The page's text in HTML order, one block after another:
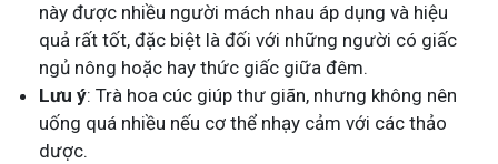
này được nhiều người mách nhau áp dụng và hiệu
quả rất tốt, đặc biệt là đối với những người có giấc
ngủ nông hoặc hay thức giấc giữa đêm.
Lưu ý: Trà hoa cúc giúp thư giãn, nhưng không nên
uống quá nhiều nếu cơ thể nhạy cảm với các thảo
dược.